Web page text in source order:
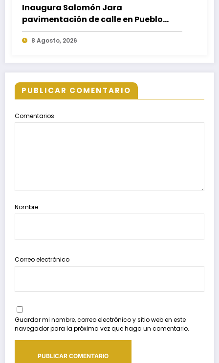
Inaugura Salomón Jara
pavimentación de calle en Pueblo
Nuevo; fortalece movilidad y
conectividad
8 Agosto, 2026
PUBLICAR COMENTARIO
Comentarios
Nombre
Correo electrónico
Guardar mi nombre, correo electrónico y sitio web en este
navegador para la próxima vez que haga un comentario.